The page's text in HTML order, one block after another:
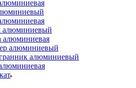
алюминиевый
алюминиевая
алюминиевый
алюминиевый